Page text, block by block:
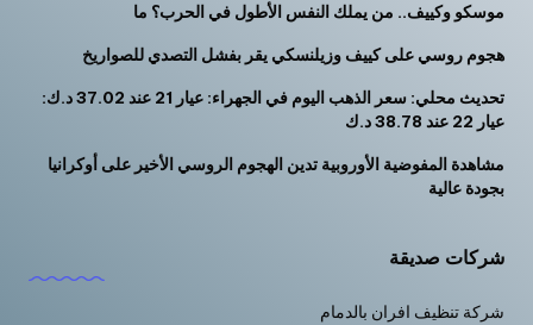
موسكو وكييف.. من يملك النفس الأطول في الحرب؟ ما
هجوم روسي على كييف وزيلنسكي يقر بفشل التصدي للصواريخ
تحديث محلي: سعر الذهب اليوم في الجهراء: عيار 21 عند 37.02 د.ك:
عيار 22 عند 38.78 د.ك
مشاهدة المفوضية الأوروبية تدين الهجوم الروسي الأخير على أوكرانيا
بجودة عالية
شركات صديقة
شركة تنظيف افران بالدمام